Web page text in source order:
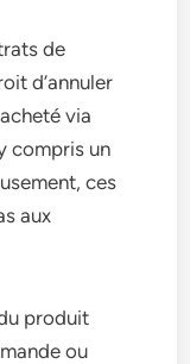
de
d’annuler
via
compris un
ces
aux
produit
ou